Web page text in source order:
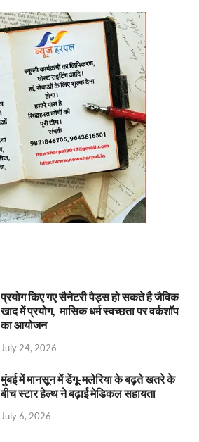
प्रयोग किए गए सैनेटरी पैड्स हो सकते है जैविक
खाद में प्रयोग, मासिक धर्म स्वच्छता पर वर्कशॉप
का आयोजन
July 24, 2026
मुंबई में मानसून में डेंगू-मलेरिया के बढ़ते खतरे के
बीच स्टार हेल्थ ने बढ़ाई मेडिकल सहायता
July 6, 2026